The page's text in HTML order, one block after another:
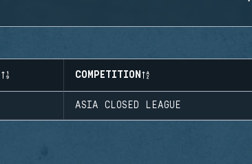
COMPETITION
ASIA CLOSED LEAGUE